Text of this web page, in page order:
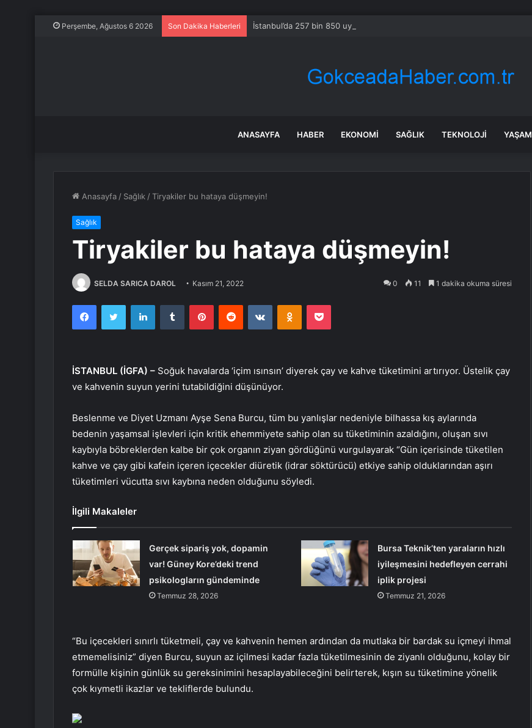
Perşembe, Ağustos 6 2026 Son Dakika Haberleri İstanbul’da 257 bin 850 uyuşturucu hap ele geçirildi
ANASAYFA HABER EKONOMI SAĞLIK TEKNOLOJI YAŞAM
Anasayfa / Sağlık /Tiryakiler bu hataya düşmeyin!
Sağlık
Tiryakiler bu hataya düşmeyin!
SELDA SARICA DAROL Kasım 21, 2022 0 11 1 dakika okuma süresi
FacebookTwitter LinkedInTumblr PinterestReddit VKontakteOdnoklassniki
Pocket
İSTANBUL (İGFA) – Soğuk havalarda ‘içim ısınsın’ diyerek çay ve kahve tüketimini artırıyor. Üstelik çay
ve kahvenin suyun yerini tutabildiğini düşünüyor.
Beslenme ve Diyet Uzmanı Ayşe Sena Burcu, tüm bu yanlışlar nedeniyle bilhassa kış aylarında
bedenin yaşamsal işlevleri için kritik ehemmiyete sahip olan su tüketiminin azaldığını, oluşan sıvı
kaybıyla böbreklerden kalbe bir çok organın ziyan gördüğünü vurgulayarak “Gün içerisinde tüketilen
kahve ve çay gibi kafein içeren içecekler diüretik (idrar söktürücü) etkiye sahip olduklarından aşırı
tüketimleri vücutta sıvı kaybına neden olduğunu söyledi.
İlgili Makaleler
Gerçek sipariş yok, dopamin
var! Güney Kore’deki trend
psikologların gündeminde
Temmuz 28, 2026
Bursa Teknik’ten yaraların hızlı
iyileşmesini hedefleyen cerrahi
iplik projesi
Temmuz 21, 2026
“Bu içecekleri sınırlı tüketmeli, çay ve kahvenin hemen ardından da mutlaka bir bardak su içmeyi ihmal
etmemelisiniz” diyen Burcu, suyun az içilmesi kadar fazla tüketilmesinin de ziyanlı olduğunu, kolay bir
formülle kişinin günlük su gereksinimini hesaplayabileceğini belirterek, kışın su tüketimine yönelik
çok kıymetli ikazlar ve tekliflerde bulundu.